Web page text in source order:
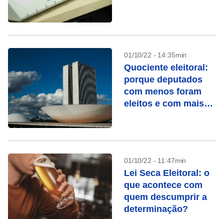
01/10/22 - 14:35min
Quociente eleitoral:
porque deputados
com menos foram
eleitos e com mais
01/10/22 - 11:47min
Lei Seca Eleitoral: o
que acontece com
quem descumprir a
determinação?